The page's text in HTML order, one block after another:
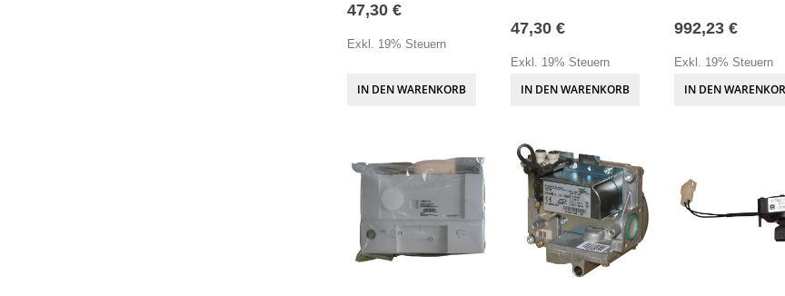
47,30 €
Exkl. 19% Steuern
IN DEN WARENKORB
47,30 €
Exkl. 19% Steuern
IN DEN WARENKORB
992,23 €
Exkl. 19% Steuern
IN DEN